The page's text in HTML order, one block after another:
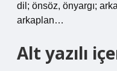
dil; önsöz, önyargı;
arkaplan…
Alt yazılı